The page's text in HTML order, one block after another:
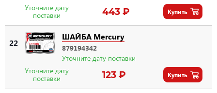
Уточните дату
поставки
443 ₽ Купить
22
ШАЙБА Mercury
879194342
Уточните дату поставки
Уточните дату
поставки
123 ₽ Купить